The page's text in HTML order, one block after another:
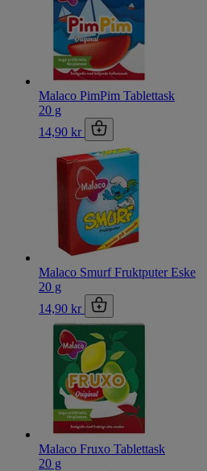
Malaco PimPim Tablettask
20 g
14,90 kr
Malaco Smurf Fruktputer Eske
20 g
14,90 kr
Malaco Fruxo Tablettask
20 g